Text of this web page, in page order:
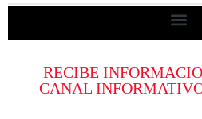
RECIBE
CANAL